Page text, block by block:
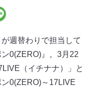
週替わりで担当して
0(ZERO)』。3月22
（イチナナ）」と
0(ZERO)～17LIVE